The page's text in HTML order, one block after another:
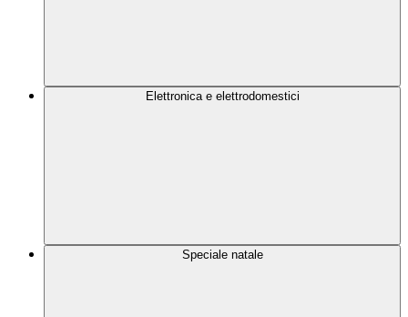
Elettronica e elettrodomestici
Speciale natale